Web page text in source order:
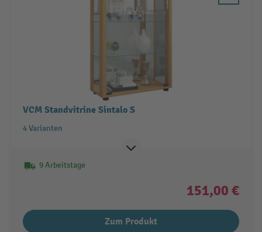
VCM Standvitrine Sintalo S
4 Varianten
9 Arbeitstage
151,00 €
Zum Produkt